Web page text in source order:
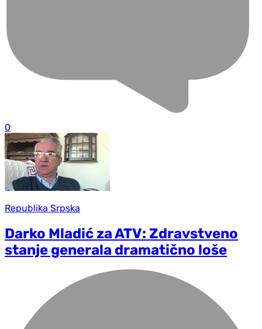
0
Republika Srpska
Darko Mladić za ATV: Zdravstveno
stanje generala dramatično loše